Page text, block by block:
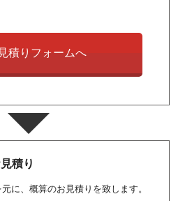
積りフォームへ
積り
に、概算のお見積りを致します。